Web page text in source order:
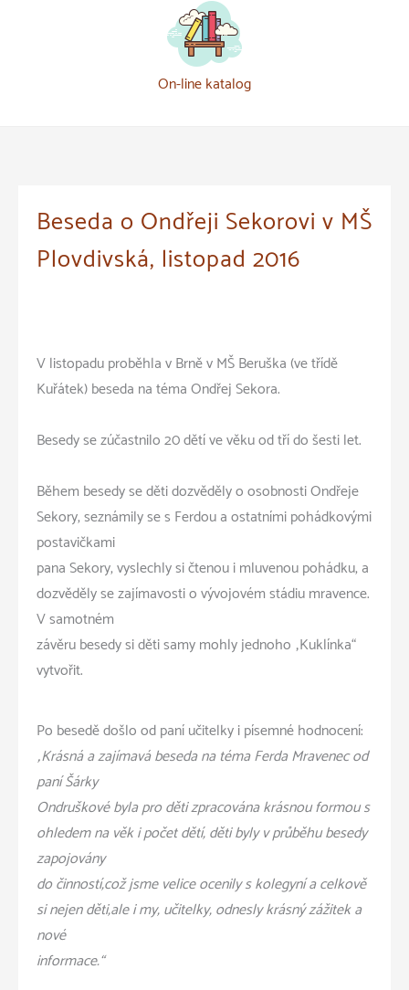
On-line katalog
Beseda o Ondřeji Sekorovi v MŠ
Plovdivská, listopad 2016
V listopadu proběhla v Brně v MŠ Beruška (ve třídě
Kuřátek) beseda na téma Ondřej Sekora.
Besedy se zúčastnilo 20 dětí ve věku od tří do šesti let.
Během besedy se děti dozvěděly o osobnosti Ondřeje
Sekory, seznámily se s Ferdou a ostatními pohádkovými
postavičkami
pana Sekory, vyslechly si čtenou i mluvenou pohádku, a
dozvěděly se zajímavosti o vývojovém stádiu mravence.
V samotném
závěru besedy si děti samy mohly jednoho „Kuklínka“
vytvořit.
Po besedě došlo od paní učitelky i písemné hodnocení:
„Krásná a zajímavá beseda na téma Ferda Mravenec od
paní Šárky
Ondruškové byla pro děti zpracována krásnou formou s
ohledem na věk i počet dětí, děti byly v průběhu besedy
zapojovány
do činností,což jsme velice ocenily s kolegyní a celkově
si nejen děti,ale i my, učitelky, odnesly krásný zážitek a
nové
informace.“